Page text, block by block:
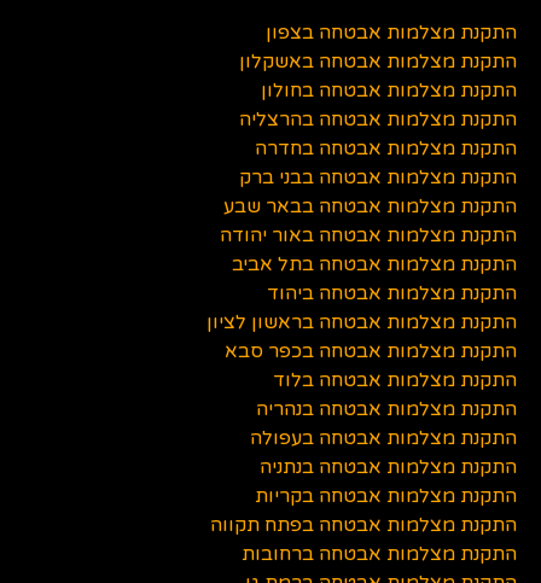
התקנת מצלמות אבטחה בצפון
התקנת מצלמות אבטחה באשקלון
התקנת מצלמות אבטחה בחולון
התקנת מצלמות אבטחה בהרצליה
התקנת מצלמות אבטחה בחדרה
התקנת מצלמות אבטחה בבני ברק
התקנת מצלמות אבטחה בבאר שבע
התקנת מצלמות אבטחה באור יהודה
התקנת מצלמות אבטחה בתל אביב
התקנת מצלמות אבטחה ביהוד
התקנת מצלמות אבטחה בראשון לציון
התקנת מצלמות אבטחה בכפר סבא
התקנת מצלמות אבטחה בלוד
התקנת מצלמות אבטחה בנהריה
התקנת מצלמות אבטחה בעפולה
התקנת מצלמות אבטחה בנתניה
התקנת מצלמות אבטחה בקריות
התקנת מצלמות אבטחה בפתח תקווה
התקנת מצלמות אבטחה ברחובות